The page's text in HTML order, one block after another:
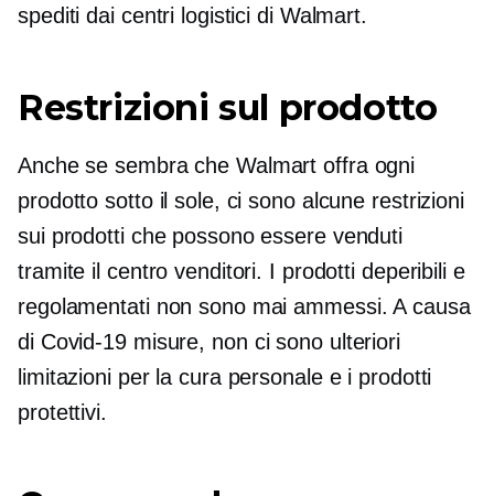
spediti dai centri logistici di Walmart.
Restrizioni sul prodotto
Anche se sembra che Walmart offra ogni
prodotto sotto il sole, ci sono alcune restrizioni
sui prodotti che possono essere venduti
tramite il centro venditori. I prodotti deperibili e
regolamentati non sono mai ammessi. A causa
di Covid-19misure, non ci sono ulteriori
limitazioni per la cura personale e i prodotti
protettivi.